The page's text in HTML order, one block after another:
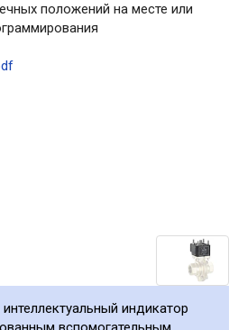
положений на месте или
индикатор